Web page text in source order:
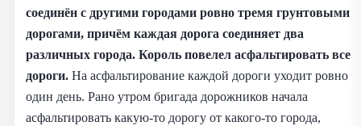
соединён с другими городами ровно тремя грунтовыми
дорогами, причём каждая дорога соединяет два
различных города. Король повелел асфальтировать все
дороги. На асфальтирование каждой дороги уходит ровно
один день. Рано утром бригада дорожников начала
асфальтировать какую-то дорогу от какого-то города,